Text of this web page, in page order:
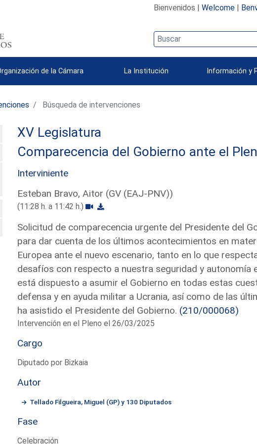
Bienvenidos | Welcome|
de la Cámara La Institución Información y
Búsqueda de intervenciones
XV Legislatura
Comparecencia del Gobierno ante el
Interviniente
Esteban Bravo, Aitor (GV (EAJ-PNV))
(11:28 h. a 11:42 h.)
Solicitud de comparecencia urgente del Presidente del
para dar cuenta de los últimos acontecimientos en
Europea ante el nuevo escenario, tanto en lo que
desafíos con respecto a nuestra seguridad y
está dispuesto a asumir el Gobierno en todas estas
defensa y en ayuda militar a Ucrania, así como de las
ha asistido el Presidente del Gobierno. (210/000068)
Intervención en el Pleno el 26/03/2025
Cargo
Diputado por Bizkaia
Autor
Tellado Filgueira, Miguel (GP) y 130 Diputados
Fase
Celebración